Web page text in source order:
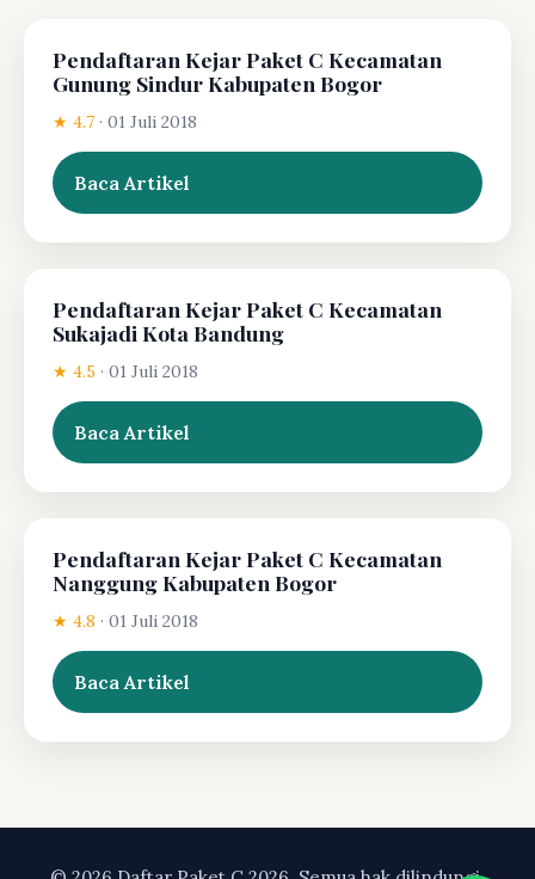
Pendaftaran Kejar Paket C Kecamatan
Gunung Sindur Kabupaten Bogor
★ 4.7 · 01 Juli 2018
Baca Artikel
Pendaftaran Kejar Paket C Kecamatan
Sukajadi Kota Bandung
★ 4.5 · 01 Juli 2018
Baca Artikel
Pendaftaran Kejar Paket C Kecamatan
Nanggung Kabupaten Bogor
★ 4.8 · 01 Juli 2018
Baca Artikel